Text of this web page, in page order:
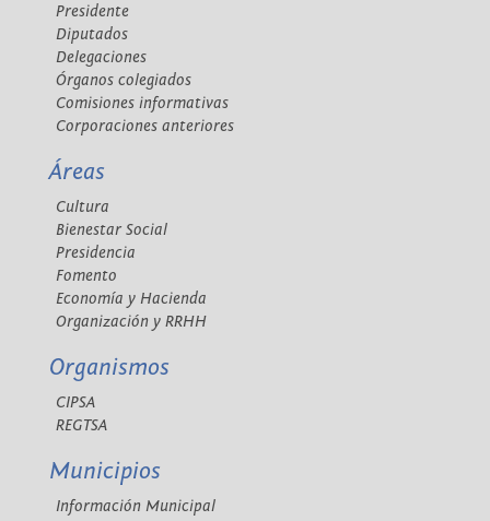
Presidente
Diputados
Delegaciones
Órganos colegiados
Comisiones informativas
Corporaciones anteriores
Áreas
Cultura
Bienestar Social
Presidencia
Fomento
Economía y Hacienda
Organización y RRHH
Organismos
CIPSA
REGTSA
Municipios
Información Municipal